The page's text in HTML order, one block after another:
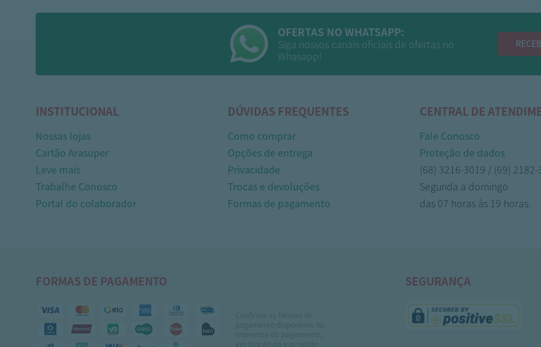
OFERTAS NO WHATSAPP:
Siga nossos canais oficiais de ofertas no
Whasapp!
INSTITUCIONAL
Nossas lojas
Cartão Arasuper
Leve mais
Trabalhe Conosco
Portal do colaborador
DÚVIDAS FREQUENTES
Como comprar
Opções de entrega
Privacidade
Trocas e devoluções
Formas de pagamento
CENTRAL DE
Fale Conosco
Proteção de dados
(68) 3216-3019 / (69) 2182-
Segunda a domingo
das 07 horas às 19 horas.
FORMAS DE PAGAMENTO SEGURANÇA